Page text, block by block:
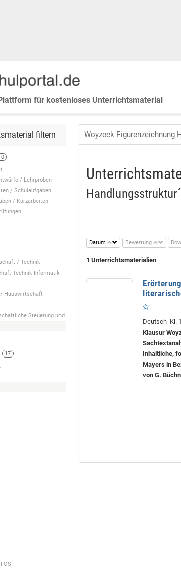
für kostenloses Unterrichtsmaterial
filtern
/ Lehrproben
/ Schulaufgaben
/ Kurzarbeiten
/ Technik
Technik-Informatik
Hauswirtschaft
Steuerung und
17
Datum Bewertung
1 Unterrichtsmaterialien
Deutsch Kl.
Klausur
Inhaltliche,
Mayers in
von G.